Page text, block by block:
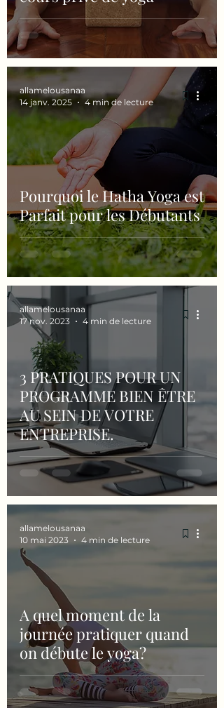
Pourquoi le Hatha Yoga est
Parfait pour les Débutants
allamelousanaa
14 janv. 2025
4 min de lecture
3 PRATIQUES POUR UN
PROGRAMME BIEN ÊTRE
AU SEIN DE VOTRE
ENTREPRISE.
allamelousanaa
17 nov. 2023
4 min de lecture
A quel moment de la
journée pratiquer quand
on débute le yoga?
allamelousanaa
10 mai 2023
4 min de lecture